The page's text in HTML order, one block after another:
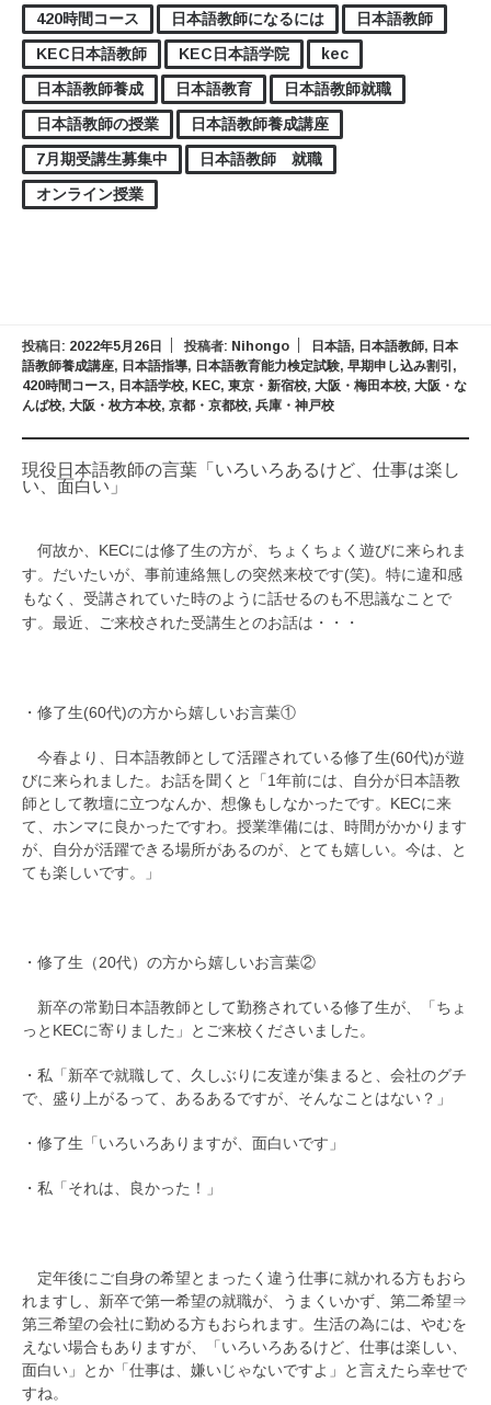
420時間コース 日本語教師になるには
日本語教師
KEC日本語教師
KEC日本語学院
kec
日本語教師養成
日本語教育
日本語教師就職
日本語教師の授業
日本語教師養成講座
7月期受講生募集中
日本語教師 就職
オンライン授業
投稿日: 2022年5月26日 投稿者: Nihongo 日本語, 日本語教師, 日本
語教師養成講座, 日本語指導, 日本語教育能力検定試験, 早期申し込み割引 ,
420時間コース, 日本語学校, KEC, 東京・新宿校, 大阪・梅田本校, 大阪・な
んば校, 大阪・枚方本校, 京都・京都校, 兵庫・神戸校
現役日本語教師の言葉「いろいろあるけど、仕事は楽し
い、面白い」
何故か、KECには修了生の方が、ちょくちょく遊びに来られま
す。だいたいが、事前連絡無しの突然来校です(笑)。特に違和感
もなく、受講されていた時のように話せるのも不思議なことで
す。最近、ご来校された受講生とのお話は・・・
・修了生(60代)の方から嬉しいお言葉①
今春より、日本語教師として活躍されている修了生(60代)が遊
びに来られました。お話を聞くと「1年前には、自分が日本語教
師として教壇に立つなんか、想像もしなかったです。KECに来
て、ホンマに良かったですわ。授業準備には、時間がかかります
が、自分が活躍できる場所があるのが、とても嬉しい。今は、と
ても楽しいです。」
・修了生（20代）の方から嬉しいお言葉②
新卒の常勤日本語教師として勤務されている修了生が、「ちょ
っとKECに寄りました」とご来校くださいました。
・私「新卒で就職して、久しぶりに友達が集まると、会社のグチ
で、盛り上がるって、あるあるですが、そんなことはない？」
・修了生「いろいろありますが、面白いです」
・私「それは、良かった！」
定年後にご自身の希望とまったく違う仕事に就かれる方もおら
れますし、新卒で第一希望の就職が、うまくいかず、第二希望⇒
第三希望の会社に勤める方もおられます。生活の為には、やむを
えない場合もありますが、「いろいろあるけど、仕事は楽しい、
面白い」とか「仕事は、嫌いじゃないですよ」と言えたら幸せで
すね。